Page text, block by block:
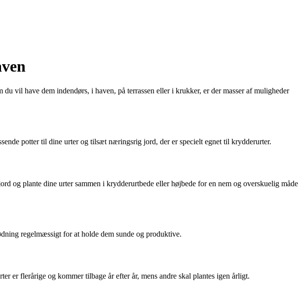
vil have dem indendørs, i haven, på terrassen eller i krukker, er der masser af muligheder
potter til dine urter og tilsæt næringsrig jord, der er specielt egnet til krydderurter.
og plante dine urter sammen i krydderurtbede eller højbede for en nem og overskuelig måde
regelmæssigt for at holde dem sunde og produktive.
flerårige og kommer tilbage år efter år, mens andre skal plantes igen årligt.